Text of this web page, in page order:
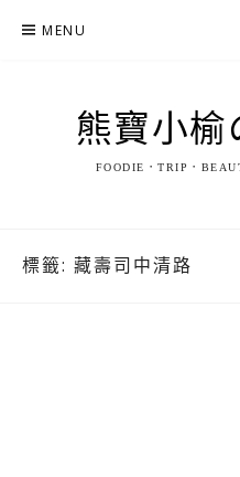
MENU
熊寶小榆
FOODIE．TRIP．
標籤: 藏壽司中清路